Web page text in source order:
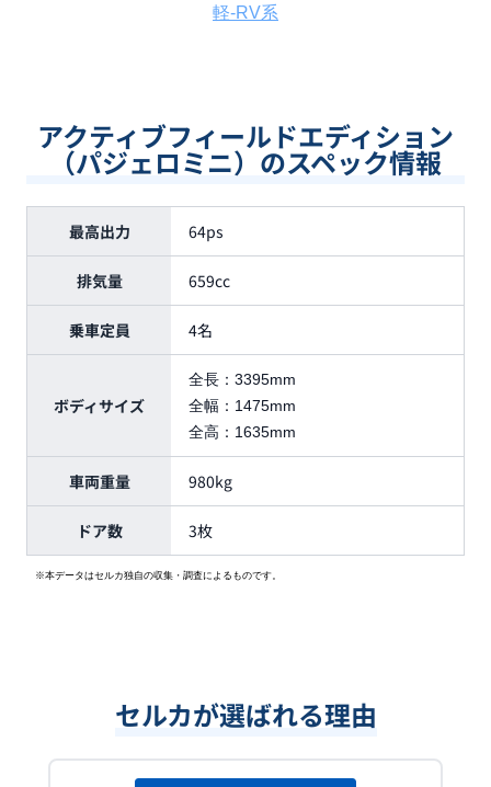
軽-RV系
アクティブフィールドエディション
（パジェロミニ）のスペック情報
最高出力 64ps
排気量 659cc
乗車定員 4名
ボディサイズ
全長： 3395mm
全幅： 1475mm
全高： 1635mm
車両重量 980kg
ドア数 3枚
※本データはセルカ独自の収集・調査によるものです。
セルカが選ばれる理由